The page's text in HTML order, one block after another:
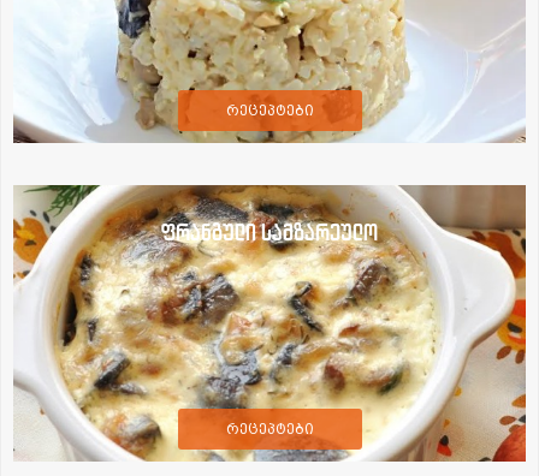
რეცეპტები
ფრანგული სამზარეულო
რეცეპტები